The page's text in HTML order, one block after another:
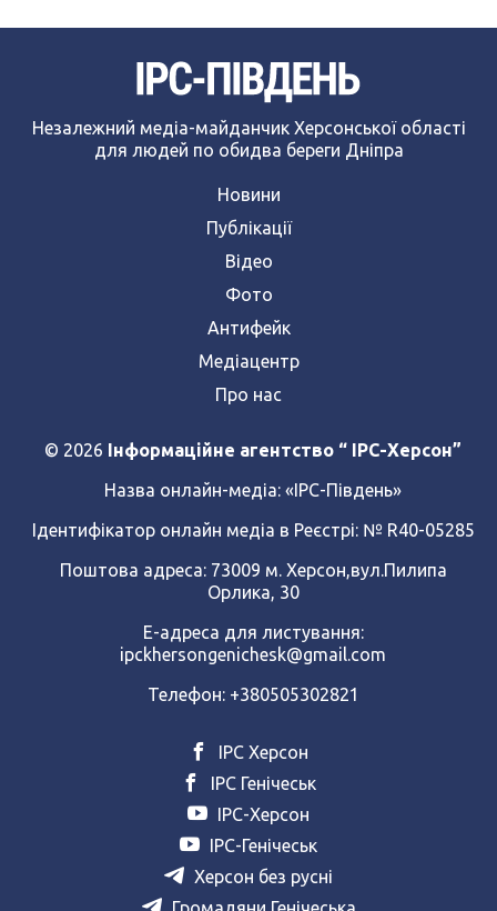
Незалежний медіа-майданчик Херсонської області
для людей по обидва береги Дніпра
Новини
Публікації
Відео
Фото
Антифейк
Медіацентр
Про нас
© 2026 Інформаційне агентство “ IPC-Херсон”
Назва онлайн-медіа: «ІРС-Південь»
Ідентифікатор онлайн медіа в Реєстрі: № R40-05285
Поштова адреса: 73009 м. Херсон,вул.Пилипа
Орлика, 30
Е-адреса для листування:
ipckhersongenichesk@gmail.com
Телефон: +380505302821
ІРС Херсон
ІРС Генічеськ
ІРС-Херсон
ІРС-Генічеськ
Херсон без русні